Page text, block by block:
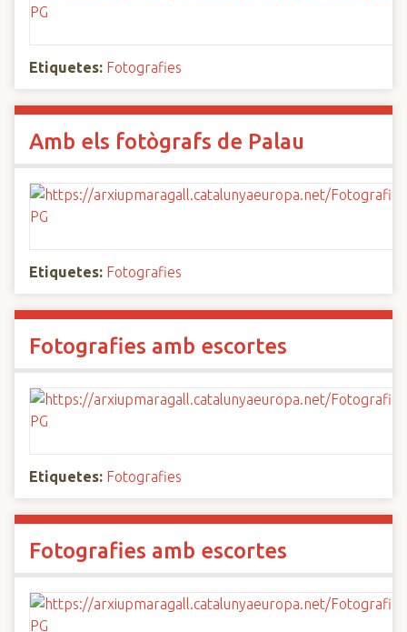
Etiquetes: Fotografies
Amb els fotògrafs de Palau
Etiquetes: Fotografies
Fotografies amb escortes
Etiquetes: Fotografies
Fotografies amb escortes